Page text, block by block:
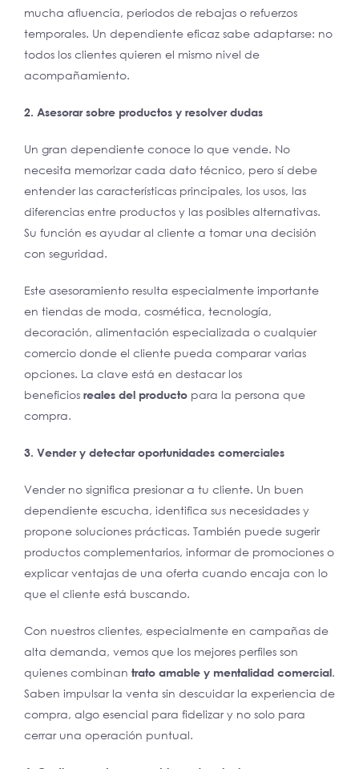
mucha afluencia, periodos de rebajas o refuerzos
temporales. Un dependiente eficaz sabe adaptarse: no
todos los clientes quieren el mismo nivel de
acompañamiento.
2. Asesorar sobre productos y resolver dudas
Un gran dependiente conoce lo que vende. No
necesita memorizar cada dato técnico, pero sí debe
entender las características principales, los usos, las
diferencias entre productos y las posibles alternativas.
Su función es ayudar al cliente a tomar una decisión
con seguridad.
Este asesoramiento resulta especialmente importante
en tiendas de moda, cosmética, tecnología,
decoración, alimentación especializada o cualquier
comercio donde el cliente pueda comparar varias
opciones. La clave está en destacar los
beneficios reales del producto para la persona que
compra.
3. Vender y detectar oportunidades comerciales
Vender no significa presionar a tu cliente. Un buen
dependiente escucha, identifica sus necesidades y
propone soluciones prácticas. También puede sugerir
productos complementarios, informar de promociones o
explicar ventajas de una oferta cuando encaja con lo
que el cliente está buscando.
Con nuestros clientes, especialmente en campañas de
alta demanda, vemos que los mejores perfiles son
quienes combinan trato amable y mentalidad comercial.
Saben impulsar la venta sin descuidar la experiencia de
compra, algo esencial para fidelizar y no solo para
cerrar una operación puntual.